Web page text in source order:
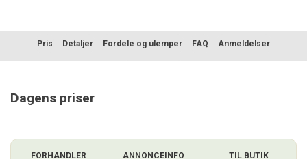
Pris Detaljer Fordele og ulemper FAQ Anmeldelser
Dagens priser
FORHANDLER ANNONCEINFO TIL BUTIK